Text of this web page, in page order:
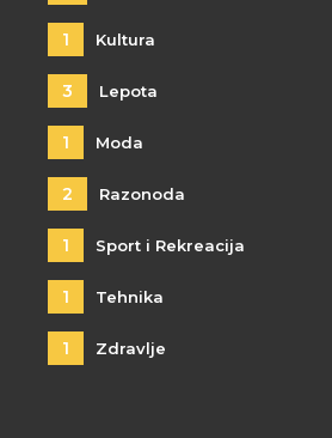
1 Kultura
3 Lepota
1 Moda
2 Razonoda
1 Sport i Rekreacija
1 Tehnika
1 Zdravlje